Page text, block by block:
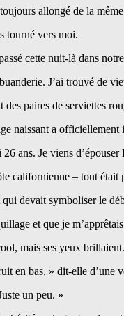
allongé de la
tourné vers moi.
cette nuit-là dans
J’ai trouvé de
paires de serviettes
naissant a officiellement
ans. Je viens
californienne – tout était
devait symboliser le
et que je
mais ses yeux brillaient.
en bas, » dit-elle d’une
un peu. »